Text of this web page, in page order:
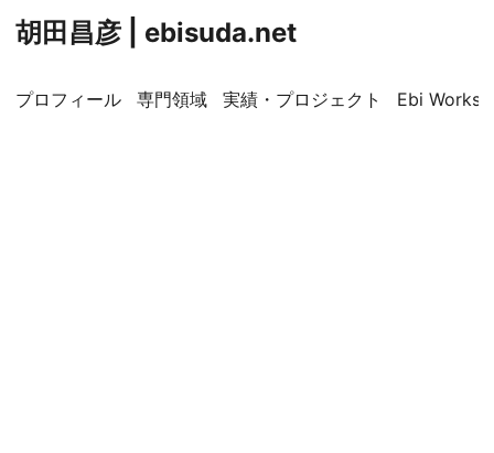
胡田昌彦 | ebisuda.net
プロフィール 専門領域 実績・プロジェクト Ebi